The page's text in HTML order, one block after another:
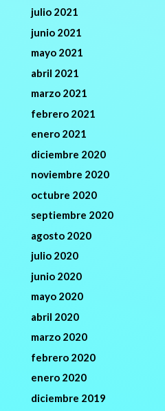
julio 2021
junio 2021
mayo 2021
abril 2021
marzo 2021
febrero 2021
enero 2021
diciembre 2020
noviembre 2020
octubre 2020
septiembre 2020
agosto 2020
julio 2020
junio 2020
mayo 2020
abril 2020
marzo 2020
febrero 2020
enero 2020
diciembre 2019